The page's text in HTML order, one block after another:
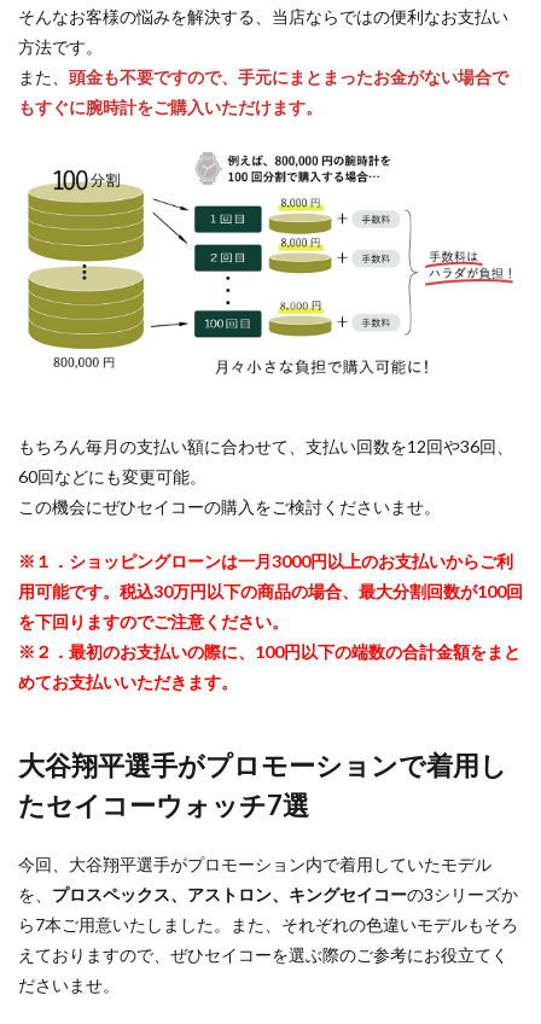
そんなお客様の悩みを解決する、当店ならではの便利なお支払い
方法です。
また、 頭金も不要ですので、手元にまとまったお金がない場合で
もすぐに腕時計をご購入いただけます。
もちろん毎月の支払い額に合わせて、支払い回数を12回や36回、
60回などにも変更可能。
この機会にぜひセイコーの購入をご検討くださいませ。
※１．ショッピングローンは一月3000円以上のお支払いからご利
用可能です。税込30万円以下の商品の場合、最大分割回数が100回
を下回りますのでご注意ください。
※２．最初のお支払いの際に、100円以下の端数の合計金額をまと
めてお支払いいただきます。
大谷翔平選手がプロモーションで着用し
たセイコーウォッチ7選
今回、大谷翔平選手がプロモーション内で着用していたモデル
を、 プロスペックス、アストロン、キングセイコーの3シリーズか
ら7本ご用意いたしました。また、それぞれの色違いモデルもそろ
えておりますので、ぜひセイコーを選ぶ際のご参考にお役立てく
ださいませ。